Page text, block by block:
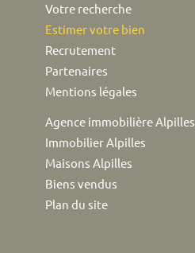
Votre recherche
Estimer votre bien
Recrutement
Partenaires
Mentions légales
Agence immobilière Alpilles
Immobilier Alpilles
Maisons Alpilles
Biens vendus
Plan du site